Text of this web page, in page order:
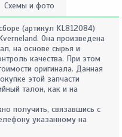
Схемы и фото
(артикул KL812084)
Она произведена
на основе сырья и
качества. При этом
оригинала. Данная
этой запчасти
талон, как и на
получить, связавшись с
указанному на